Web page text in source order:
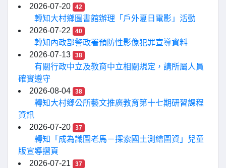
2026-07-20
42
轉知大村鄉圖書館辦理「戶外夏日電影」活動
2026-07-22
40
轉知內政部警政署預防性影像犯罪宣導資料
2026-07-13
38
有關行政中立及教育中立相關規定，請所屬人員
確實遵守
2026-08-04
38
轉知大村鄉公所藝文推廣教育第十七期研習課程
資訊
2026-07-20
37
轉知「成為識圖老馬－探索國土測繪圖資」兒童
版宣導摺頁
2026-07-21
37